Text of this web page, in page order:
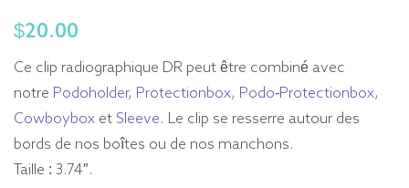
$20.00
Ce clip radiographique DR peut être combiné avec
notre Podoholder, Protectionbox, Podo-Protectionbox,
Cowboybox et Sleeve. Le clip se resserre autour des
bords de nos boîtes ou de nos manchons.
Taille : 3.74″.